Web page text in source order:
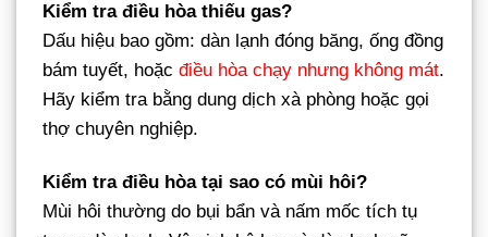
Kiểm tra điều hòa thiếu gas?
Dấu hiệu bao gồm: dàn lạnh đóng băng, ống đồng
bám tuyết, hoặc điều hòa chạy nhưng không mát.
Hãy kiểm tra bằng dung dịch xà phòng hoặc gọi
thợ chuyên nghiệp.
Kiểm tra điều hòa tại sao có mùi hôi?
Mùi hôi thường do bụi bẩn và nấm mốc tích tụ